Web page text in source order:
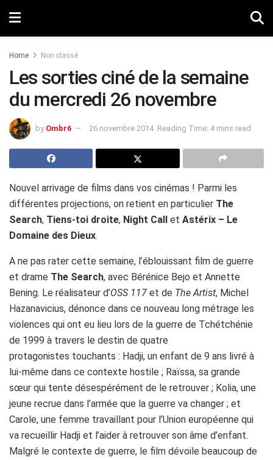
Home Non classé
Les sorties ciné de la semaine
du mercredi 26 novembre
by Ombr6 26 novembre 2014 Reading Time: 4 mins read
Nouvel arrivage de films dans vos cinémas ! Parmi les
différentes projections, on retient en particulier The
Search, Tiens-toi droite, Night Call et Astérix – Le
Domaine des Dieux.
A ne pas rater cette semaine, l’éblouissant film de guerre
et drame The Search, avec Bérénice Bejo et Annette
Bening. Le réalisateur d’OSS 117 et de The Artist, Michel
Hazanavicius, dénonce dans ce nouveau long métrage les
violences qui ont eu lieu lors de la guerre de Tchétchénie
de 1999 à travers le destin de quatre
protagonistes touchants : Hadji, un enfant de 9 ans livré à
lui-même dans ce contexte hostile ; Raïssa, sa grande
sœur qui tente désespérément de le retrouver ; Kolia, une
jeune recrue dans l’armée que la guerre va changer ; et
Carole, une femme travaillant pour l’Union européenne qui
va recueillir Hadji et l’aider à retrouver son âme d’enfant.
Malgré le contexte de guerre, le film dévoile beaucoup de